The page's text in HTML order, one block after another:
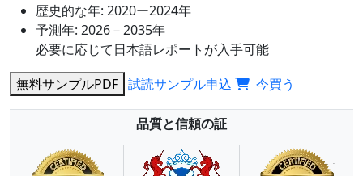
歴史的な年: 2020ー2024年
予測年: 2026－2035年
必要に応じて日本語レポートが入手可能
無料サンプルPDF 試読サンプル申込 今買う
品質と信頼の証